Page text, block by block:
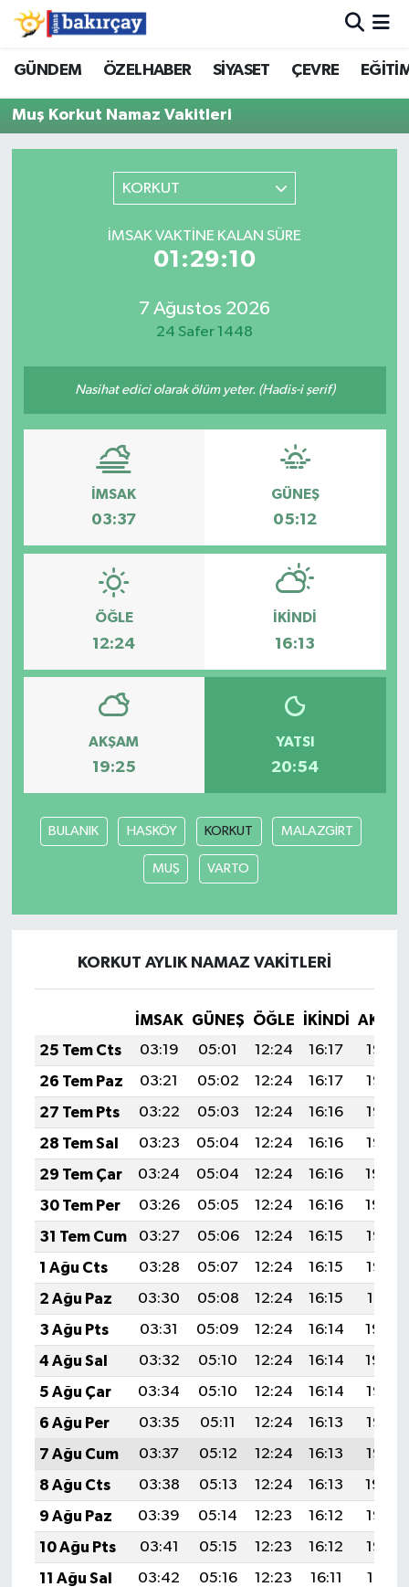
GÜNDEM ÖZELHABER SİYASET ÇEVRE
Muş Korkut Namaz Vakitleri
KORKUT
İMSAK VAKTINE KALAN SÜRE
01:29:10
7 Ağustos 2026
24 Safer 1448
Nasihat edici olarak ölüm yeter. (Hadis-i şerif)
İMSAK
03:37
GÜNEŞ
05:12
ÖĞLE
12:24
İKINDI
16:13
AKŞAM
19:25
YATSI
20:54
BULANIK HASKÖY KORKUT MALAZGİRT
MUŞ VARTO
KORKUT AYLIK NAMAZ VAKITLERI
İMSAK GÜNEŞ ÖĞLE İKINDI
25 Tem Cts
03:19 05:01 12:24 16:17
19:38
26 Tem Paz
03:21 05:02 12:24 16:17
19:37
27 Tem Pts
03:22 05:03 12:24 16:16
19:36
28 Tem Sal
03:23 05:04 12:24 16:16
19:35
29 Tem Çar
03:24 05:04 12:24 16:16
19:34
30 Tem Per
03:26 05:05 12:24 16:16
19:34
31 Tem Cum
03:27 05:06 12:24 16:15
19:33
1 Ağu Cts
03:28 05:07 12:24 16:15
19:32
2 Ağu Paz
03:30 05:08 12:24 16:15
19:31
3 Ağu Pts
03:31 05:09 12:24 16:14
19:30
4 Ağu Sal
03:32 05:10 12:24 16:14
19:29
5 Ağu Çar
03:34 05:10 12:24 16:14
19:27
6 Ağu Per
03:35 05:11 12:24 16:13
19:26
7 Ağu Cum
03:37 05:12 12:24 16:13
19:25
8 Ağu Cts
03:38 05:13 12:24 16:13
19:24
9 Ağu Paz
03:39 05:14 12:23 16:12
19:23
10 Ağu Pts
03:41 05:15 12:23 16:12
19:22
11 Ağu Sal
03:42 05:16 12:23 16:11
19:21
İzmir Nöbetçi Eczaneler
İzmir Hava Durumu
İzmir Trafik Yoğunluk Haritası
Süper Lig Puan Durumu ve Fikstür
Tüm Manşetler
Haber Arşivi